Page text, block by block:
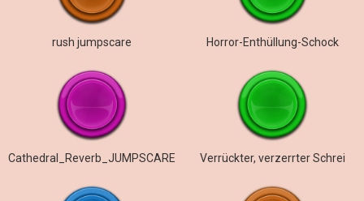
rush jumpscare Horror-Enthüllung-Schock
Cathedral_Reverb_JUMPSCARE Verrückter, verzerrter Schrei